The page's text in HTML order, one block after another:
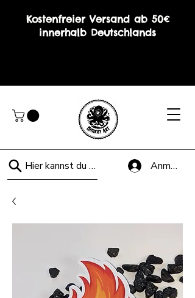
Kostenfreier Versand ab 50€
innerhalb Deutschlands
Hier kannst du suchen! Anmelden